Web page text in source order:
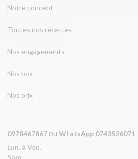
Notre concept
Toutes nos recettes
Nos engagements
Nos box
Nos prix
0978467867 ou WhatsApp 0743526071
Lun. à Ven.
Sam.